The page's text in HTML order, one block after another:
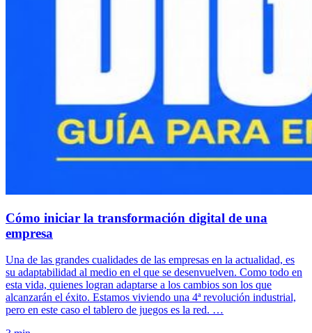
Cómo iniciar la transformación digital de una
empresa
Una de las grandes cualidades de las empresas en la actualidad, es
su adaptabilidad al medio en el que se desenvuelven. Como todo en
esta vida, quienes logran adaptarse a los cambios son los que
alcanzarán el éxito. Estamos viviendo una 4ª revolución industrial,
pero en este caso el tablero de juegos es la red. …